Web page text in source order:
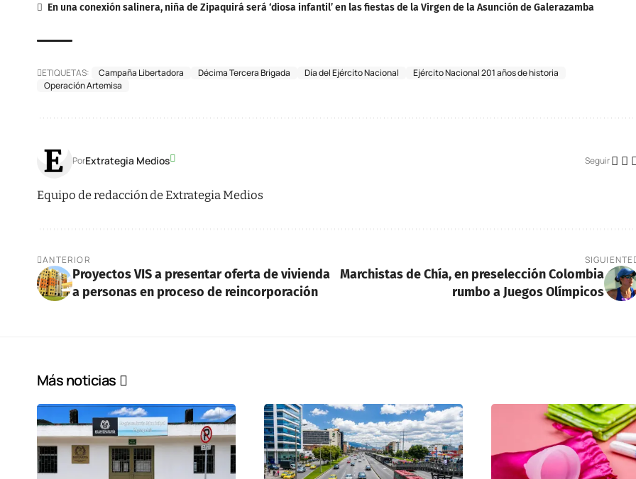
En una conexión salinera, niña de Zipaquirá será ‘diosa infantil’ en las fiestas de la Virgen de la Asunción de Galerazamba
ETIQUETAS: Campaña Libertadora Décima Tercera Brigada Día del Ejército Nacional
Ejército Nacional 201 años de historia
Operación Artemisa
PorExtrategia Medios Seguir
Equipo de redacción de Extrategia Medios
ANTERIOR
Proyectos VIS a presentar oferta de vivienda
a personas en proceso de reincorporación
SIGUIENTE
Marchistas de Chía, en preselección Colombia
rumbo a Juegos Olímpicos
Más noticias